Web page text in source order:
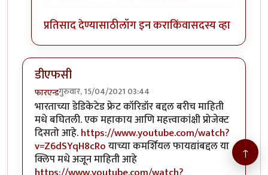
प्रतिसाद देण्यासाठीलॉग इन कराकिंवासदस्य व्हा
डीएफसी
फारएन्डगुरुवार, 15/04/2021 03:44
भारताच्या डेडिकेटेड फ्रेट कॉरिडॉर बद्दल बरीच माहिती
मधे बघितली. एक महाकाय आणि महत्त्वाकांक्षी प्रोजेक्ट
दिसतो आहे.https://www.youtube.com/watch?
v=Z6dSYqH8cRoयाच्या कमर्शियल फायद्यांबद्दल या
क्लिप मधे अजून माहिती आहे ↑